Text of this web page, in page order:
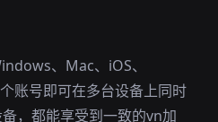
、Mac、iOS、
账号即可在多台设备上同时
，都能享受到一致的vn加